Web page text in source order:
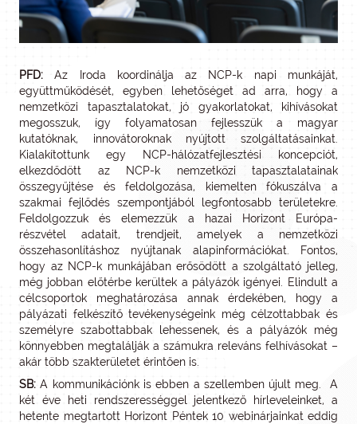
PFD: Az Iroda koordinálja az NCP-k napi munkáját,
együttműködését, egyben lehetőséget ad arra, hogy a
nemzetközi tapasztalatokat, jó gyakorlatokat, kihívásokat
megosszuk, így folyamatosan fejlesszük a magyar
kutatóknak, innovátoroknak nyújtott szolgáltatásainkat.
Kialakítottunk egy NCP-hálózatfejlesztési koncepciót,
elkezdődött az NCP-k nemzetközi tapasztalatainak
összegyűjtése és feldolgozása, kiemelten fókuszálva a
szakmai fejlődés szempontjából legfontosabb területekre.
Feldolgozzuk és elemezzük a hazai Horizont Európa-
részvétel adatait, trendjeit, amelyek a nemzetközi
összehasonlításhoz nyújtanak alapinformációkat. Fontos,
hogy az NCP-k munkájában erősödött a szolgáltató jelleg,
még jobban előtérbe kerültek a pályázók igényei. Elindult a
célcsoportok meghatározása annak érdekében, hogy a
pályázati felkészítő tevékenységeink még célzottabbak és
személyre szabottabbak lehessenek, és a pályázók még
könnyebben megtalálják a számukra releváns felhívásokat –
akár több szakterületet érintően is.
SB: A kommunikációnk is ebben a szellemben újult meg. A
két éve heti rendszerességgel jelentkező hírleveleinket, a
hetente megtartott Horizont Péntek 10 webinárjainkat eddig